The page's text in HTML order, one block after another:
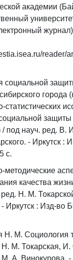
академии
reader/
социальной
города
статистических
защиты
/ под науч. ред. В.
- Иркутск :
с.
методические
качества
ред. Н. М.
Иркутск : Изд-во
Н. М. Социология
Н. М. Токарская, И.
М. А. Винокурова.